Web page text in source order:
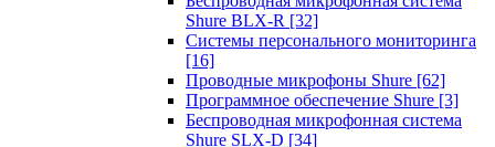
Shure BLX-R [32]
Системы персонального мониторинга
[16]
Проводные микрофоны Shure [62]
Программное обеспечение Shure [3]
Беспроводная микрофонная система
Shure SLX-D [34]